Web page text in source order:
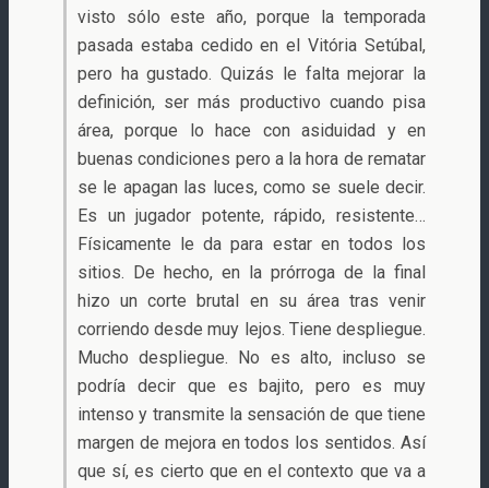
visto sólo este año, porque la temporada
pasada estaba cedido en el Vitória Setúbal,
pero ha gustado. Quizás le falta mejorar la
definición, ser más productivo cuando pisa
área, porque lo hace con asiduidad y en
buenas condiciones pero a la hora de rematar
se le apagan las luces, como se suele decir.
Es un jugador potente, rápido, resistente…
Físicamente le da para estar en todos los
sitios. De hecho, en la prórroga de la final
hizo un corte brutal en su área tras venir
corriendo desde muy lejos. Tiene despliegue.
Mucho despliegue. No es alto, incluso se
podría decir que es bajito, pero es muy
intenso y transmite la sensación de que tiene
margen de mejora en todos los sentidos. Así
que sí, es cierto que en el contexto que va a